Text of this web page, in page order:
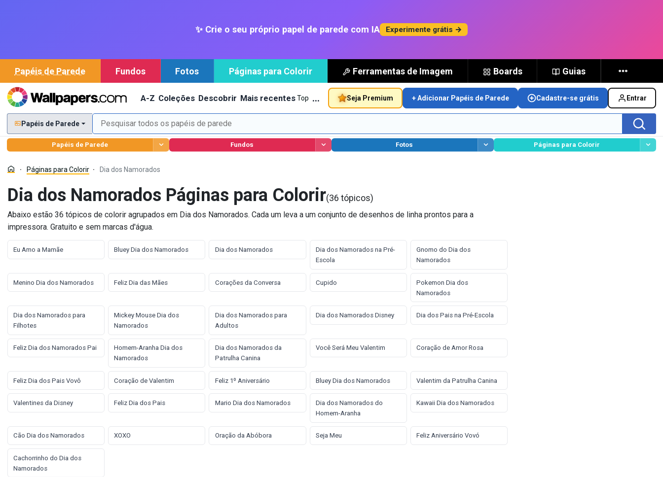
✨ Crie o seu próprio papel de parede com IA Experimente grátis →
Papéis de Parede Fundos Fotos Páginas para Colorir Ferramentas de Imagem Boards Guias
A-Z Coleções Descobrir Mais recentes Top … Seja Premium + Adicionar Papéis de Parede Cadastre-se grátis Entrar
Papéis de Parede
Papéis de Parede Fundos Fotos Páginas para Colorir
Páginas para Colorir Dia dos Namorados
Dia dos Namorados Páginas para Colorir(36 tópicos)
Abaixo estão 36 tópicos de colorir agrupados em Dia dos Namorados. Cada um leva a um conjunto de desenhos de linha prontos para a
impressora. Gratuito e sem marcas d'água.
Eu Amo a Mamãe Bluey Dia dos Namorados Dia dos Namorados
Dia dos Namorados na Pré-
Escola
Gnomo do Dia dos
Namorados
Menino Dia dos Namorados Feliz Dia das Mães Corações da Conversa Cupido
Pokemon Dia dos
Namorados
Dia dos Namorados para
Filhotes
Mickey Mouse Dia dos
Namorados
Dia dos Namorados para
Adultos
Dia dos Namorados Disney Dia dos Pais na Pré-Escola
Feliz Dia dos Namorados Pai
Homem-Aranha Dia dos
Namorados
Dia dos Namorados da
Patrulha Canina
Você Será Meu Valentim Coração de Amor Rosa
Feliz Dia dos Pais Vovô Coração de Valentim Feliz 1º Aniversário Bluey Dia dos Namorados Valentim da Patrulha Canina
Valentines da Disney Feliz Dia dos Pais Mario Dia dos Namorados
Dia dos Namorados do
Homem-Aranha
Kawaii Dia dos Namorados
Cão Dia dos Namorados XOXO Oração da Abóbora Seja Meu Feliz Aniversário Vovó
Cachorrinho do Dia dos
Namorados